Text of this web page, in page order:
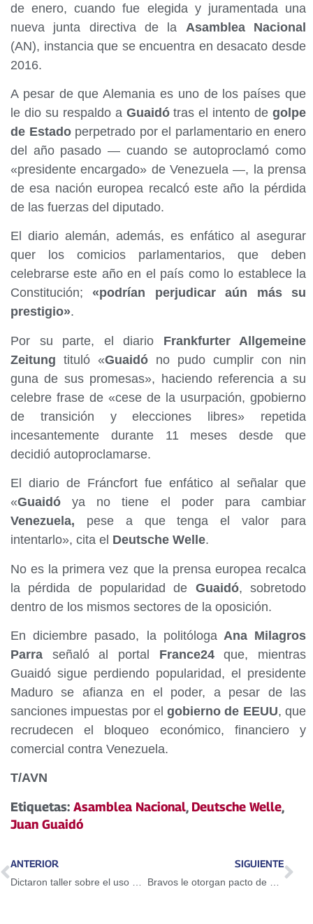
de enero, cuando fue elegida y juramentada una
nueva junta directiva de la Asamblea Nacional
(AN), instancia que se encuentra en desacato desde
2016.
A pesar de que Alemania es uno de los países que
le dio su respaldo a Guaidótras el intento de golpe
de Estadoperpetrado por el parlamentario en enero
del año pasado — cuando se autoproclamó como
«presidente encargado» de Venezuela —, la prensa
de esa nación europea recalcó este año la pérdida
de las fuerzas del diputado.
El diario alemán, además, es enfático al asegurar
quer los comicios parlamentarios, que deben
celebrarse este año en el país como lo establece la
Constitución; «podrían perjudicar aún más su
prestigio».
Por su parte, el diario Frankfurter Allgemeine
Zeitung tituló «Guaidó no pudo cumplir con nin
guna de sus promesas», haciendo referencia a su
celebre frase de «cese de la usurpación, gpobierno
de transición y elecciones libres» repetida
incesantemente durante 11 meses desde que
decidió autoproclamarse.
El diario de Fráncfort fue enfático al señalar que
«Guaidó ya no tiene el poder para cambiar
Venezuela, pese a que tenga el valor para
intentarlo», cita el Deutsche Welle.
No es la primera vez que la prensa europea recalca
la pérdida de popularidad de Guaidó, sobretodo
dentro de los mismos sectores de la oposición.
En diciembre pasado, la politólogaAna Milagros
Parra señaló al portal France24que, mientras
Guaidó sigue perdiendo popularidad, el presidente
Maduro se afianza en el poder, a pesar de las
sanciones impuestas por elgobierno de EEUU, que
recrudecen el bloqueo económico, financiero y
comercial contra Venezuela.
T/AVN
Etiquetas: Asamblea Nacional, Deutsche Welle,
Juan Guaidó
ANTERIOR SIGUIENTE